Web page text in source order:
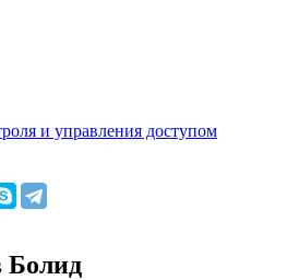
и управления доступом
Болид